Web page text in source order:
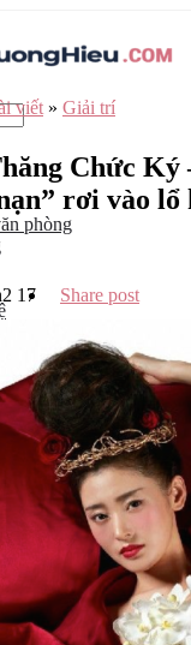
phòng
Minh
viết » Giải trí
Chức Ký
rơi vào lổ
17 Share post